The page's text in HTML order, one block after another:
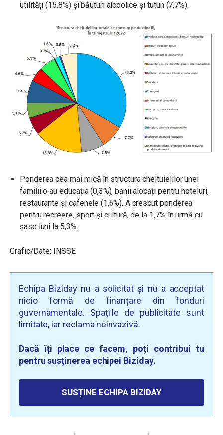
utilități (15,8%) și băuturi alcoolice și tutun (7,7%).
Ponderea cea mai mică în structura cheltuielilor unei
familii o au educația (0,3%), banii alocați pentru hoteluri,
restaurante și cafenele (1,6%). A crescut ponderea
pentru recreere, sport și cultură, de la 1,7% în urmă cu
șase luni la 5,3%.
Grafic/Date: INSSE
Echipa Biziday nu a solicitat și nu a acceptat
nicio formă de finanțare din fonduri
guvernamentale. Spațiile de publicitate sunt
limitate, iar reclama neinvazivă.
Dacă îți place ce facem, poți contribui tu
pentru susținerea echipei Biziday.
SUSȚINE ECHIPA BIZIDAY